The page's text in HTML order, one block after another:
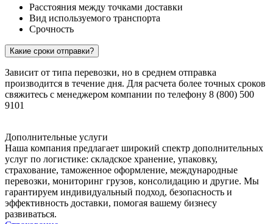
Расстояния между точками доставки
Вид используемого транспорта
Срочность
Какие сроки отправки?
Зависит от типа перевозки, но в среднем отправка
производится в течение дня. Для расчета более точных сроков
свяжитесь с менеджером компании по телефону 8 (800) 500
9101
Дополнительные услуги
Наша компания предлагает широкий спектр дополнительных
услуг по логистике: складское хранение, упаковку,
страхование, таможенное оформление, международные
перевозки, мониторинг грузов, консолидацию и другие. Мы
гарантируем индивидуальный подход, безопасность и
эффективность доставки, помогая вашему бизнесу
развиваться.